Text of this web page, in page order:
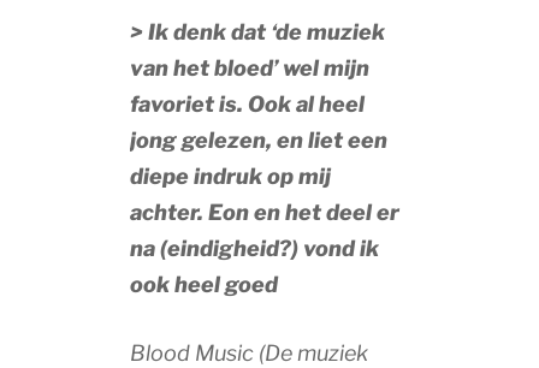
> Ik denk dat ‘de muziek
van het bloed’ wel mijn
favoriet is. Ook al heel
jong gelezen, en liet een
diepe indruk op mij
achter. Eon en het deel er
na (eindigheid?) vond ik
ook heel goed
Blood Music (De muziek